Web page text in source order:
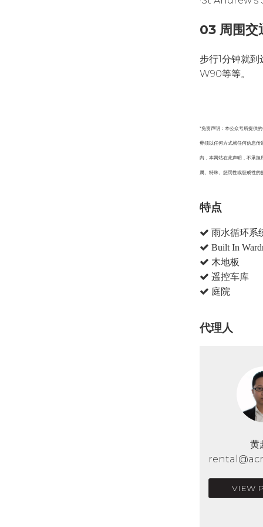
03 周围交
步行1分钟就
W90等等。
*免责声明：本公众号所提供
毋须以任何方式就任何信息传
内，本网站在此声明，不承担
属、特殊、惩罚性或惩戒性的
特点
雨水循环系
Built In
木地板
遥控车库
庭院
代理人
黄
VIEW